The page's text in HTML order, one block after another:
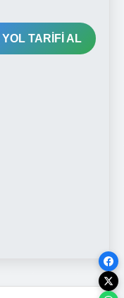
YOL TARİFİ AL